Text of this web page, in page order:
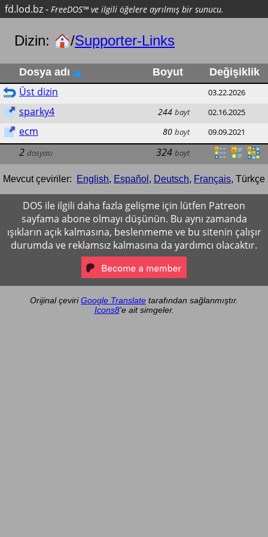
fd.lod.bz- FreeDOS™ ve ilgili öğelere ayrılmış bir sunucu.
Dizin: /Supporter-Links
Dosya adı Boyut Değişiklik
Üst dizin 03.22.2026
sparky4 244 bayt 02.16.2025
ecm 80 bayt 09.09.2021
2 dosyası 324 bayt
Mevcut çeviriler: English, Español , Deutsch, Français, Türkçe
DOS ile ilgili daha fazla gelişme için lütfen Patreon
sayfama abone olmayı düşünün. Bu aynı zamanda
ışıkların açık kalmasına, beslenmeme ve bu sitenin çalışır
durumda ve reklamsız kalmasına da yardımcı olacaktır.
Orijinal çeviriGoogle Translate tarafından sağlanmıştır.
Icons8'e ait simgeler.